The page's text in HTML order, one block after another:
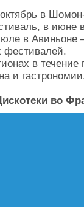
в
в июне
в
фестивалей.
в
и
во